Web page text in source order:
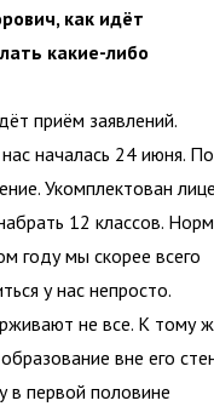
как идёт
какие-либо
приём заявлений.
началась 24 июня. По
Укомплектован
12 классов.
году мы скорее всего
у нас непросто.
не все. К тому
вне его
в первой половине